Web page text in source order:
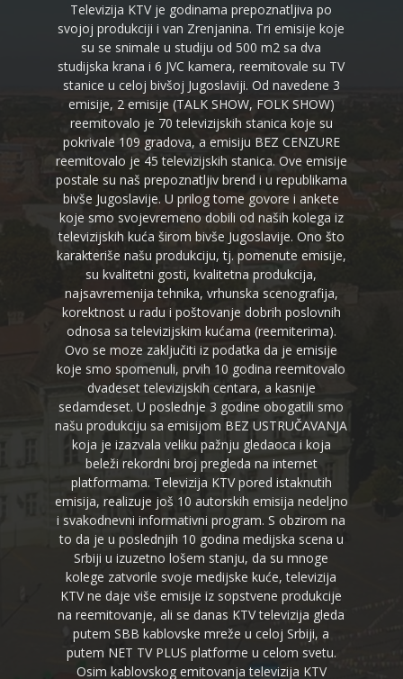
Televizija KTV je godinama prepoznatljiva po
svojoj produkciji i van Zrenjanina. Tri emisije koje
su se snimale u studiju od 500 m2 sa dva
studijska krana i 6 JVC kamera, reemitovale su TV
stanice u celoj bivšoj Jugoslaviji. Od navedene 3
emisije, 2 emisije (TALK SHOW, FOLK SHOW)
reemitovalo je 70 televizijskih stanica koje su
pokrivale 109 gradova, a emisiju BEZ CENZURE
reemitovalo je 45 televizijskih stanica. Ove emisije
postale su naš prepoznatljiv brend i u republikama
bivše Jugoslavije. U prilog tome govore i ankete
koje smo svojevremeno dobili od naših kolega iz
televizijskih kuća širom bivše Jugoslavije. Ono što
karakteriše našu produkciju, tj. pomenute emisije,
su kvalitetni gosti, kvalitetna produkcija,
najsavremenija tehnika, vrhunska scenografija,
korektnost u radu i poštovanje dobrih poslovnih
odnosa sa televizijskim kućama (reemiterima).
Ovo se moze zaključiti iz podatka da je emisije
koje smo spomenuli, prvih 10 godina reemitovalo
dvadeset televizijskih centara, a kasnije
sedamdeset. U poslednje 3 godine obogatili smo
našu produkciju sa emisijom BEZ USTRUČAVANJA
koja je izazvala veliku pažnju gledaoca i koja
beleži rekordni broj pregleda na internet
platformama. Televizija KTV pored istaknutih
emisija, realizuje još 10 autorskih emisija nedeljno
i svakodnevni informativni program. S obzirom na
to da je u poslednjih 10 godina medijska scena u
Srbiji u izuzetno lošem stanju, da su mnoge
kolege zatvorile svoje medijske kuće, televizija
KTV ne daje više emisije iz sopstvene produkcije
na reemitovanje, ali se danas KTV televizija gleda
putem SBB kablovske mreže u celoj Srbiji, a
putem NET TV PLUS platforme u celom svetu.
Osim kablovskog emitovanja televizija KTV